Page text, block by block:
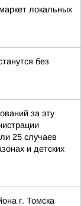
локальных
без
за эту
25 случаев
и детских
г. Томска